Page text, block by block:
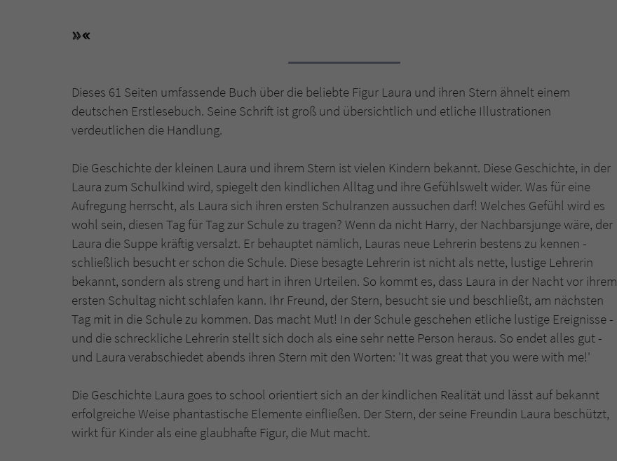
Dieses 61 Seiten umfassende Buch über die beliebte Figur Laura und ihren Stern ähnelt einem
deutschen Erstlesebuch. Seine Schrift ist groß und übersichtlich und etliche Illustrationen
verdeutlichen die Handlung.
Die Geschichte der kleinen Laura und ihrem Stern ist vielen Kindern bekannt. Diese Geschichte, in der
Laura zum Schulkind wird, spiegelt den kindlichen Alltag und ihre Gefühlswelt wider. Was für eine
Aufregung herrscht, als Laura sich ihren ersten Schulranzen aussuchen darf! Welches Gefühl wird es
wohl sein, diesen Tag für Tag zur Schule zu tragen? Wenn da nicht Harry, der Nachbarsjunge wäre, der
Laura die Suppe kräftig versalzt. Er behauptet nämlich, Lauras neue Lehrerin bestens zu kennen -
schließlich besucht er schon die Schule. Diese besagte Lehrerin ist nicht als nette, lustige Lehrerin
bekannt, sondern als streng und hart in ihren Urteilen. So kommt es, dass Laura in der Nacht vor ihrem
ersten Schultag nicht schlafen kann. Ihr Freund, der Stern, besucht sie und beschließt, am nächsten
Tag mit in die Schule zu kommen. Das macht Mut! In der Schule geschehen etliche lustige Ereignisse -
und die schreckliche Lehrerin stellt sich doch als eine sehr nette Person heraus. So endet alles gut -
und Laura verabschiedet abends ihren Stern mit den Worten: 'It was great that you were with me!'
Die Geschichte Laura goes to school orientiert sich an der kindlichen Realität und lässt auf bekannt
erfolgreiche Weise phantastische Elemente einfließen. Der Stern, der seine Freundin Laura beschützt,
wirkt für Kinder als eine glaubhafte Figur, die Mut macht.
Anbieter
Laufzeit 1 Jahr
Name fe_typo_user
Anbieter Literatur-Couch Medien GmbH & Co. KG
Laufzeit Session
Zweck
Dieses Cookie gewährleistet die Kommunikation der
Webseite mit dem Benutzer. Es wird benötigt um z. B.
den Sicherheitscode des Kontaktformulars zu
überprüfen.